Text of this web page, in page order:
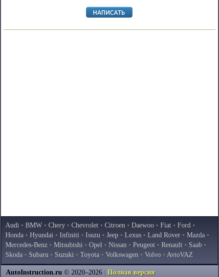
Audi • BMW • Chery • Chevrolet • Citroen • Daewoo • Fiat • Ford •
Honda • Hyundai • Infiniti • Isuzu • Jeep • Lexus • Land Rover • Mazda •
Mercedes-Benz • Mitsubishi • Opel • Nissan • Peugeot • Renault • Saab •
Skoda • Subaru • Suzuki • Toyota • Volkswagen • Volvo • AvtoVAZ
AutoInstruction.ru © 2020–2026
Полная версия